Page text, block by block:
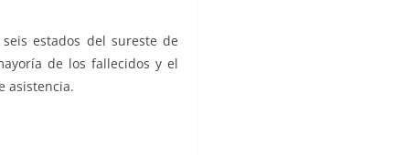
estados del sureste de
de los fallecidos y el
asistencia.